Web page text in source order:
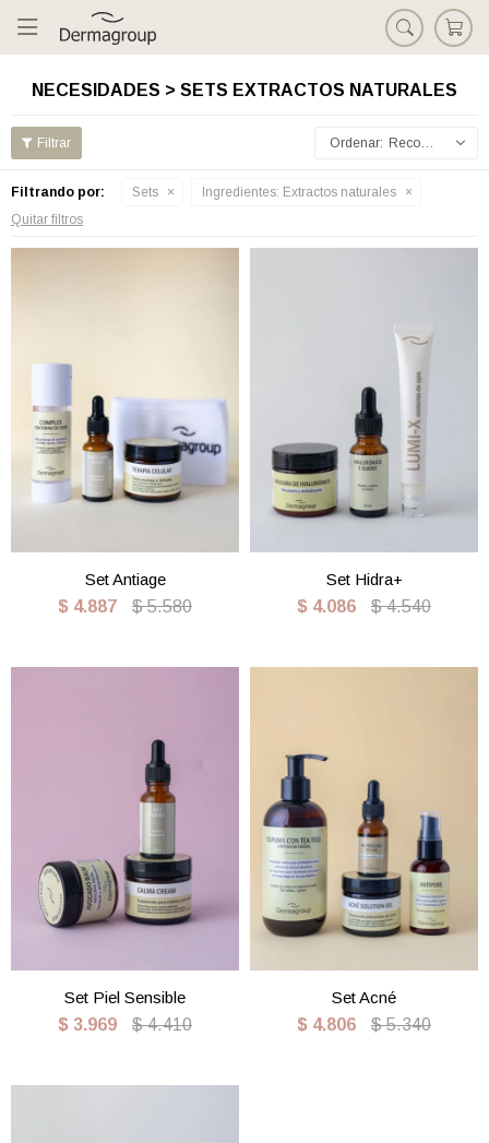

NECESIDADES > SETS EXTRACTOS NATURALES
Recomendados
Filtrando por: Sets Ingredientes: Extractos naturales
Quitar filtros
Set Antiage
$ 4.887 $ 5.580
Set Hidra+
$ 4.086 $ 4.540
Set Piel Sensible
$ 3.969 $ 4.410
Set Acné
$ 4.806 $ 5.340